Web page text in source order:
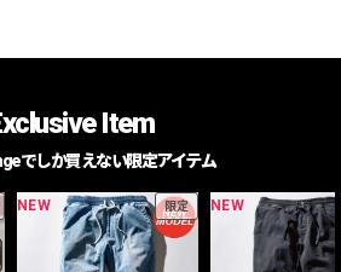
Item
でしか買えない限定アイテム
NEW 限定 NEW